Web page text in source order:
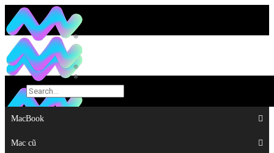
MacBook
MacBook
Mac cũ